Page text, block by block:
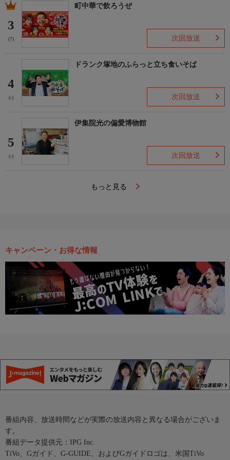
3
(7)
町中華で飲ろうぜ
次回放送
4
(-)
ドランク塚地のふらっと立ち食いそば
次回放送
5
(-)
伊集院光の偏愛博物館
次回放送
もっと見る
キャンペーン・お得な情報
番組内容、放送時間などが実際の放送内容と異なる場合がございま
す。
番組データ提供元：IPG Inc.
TiVo、Gガイド、G-GUIDE、およびGガイドロゴは、米国TiVo